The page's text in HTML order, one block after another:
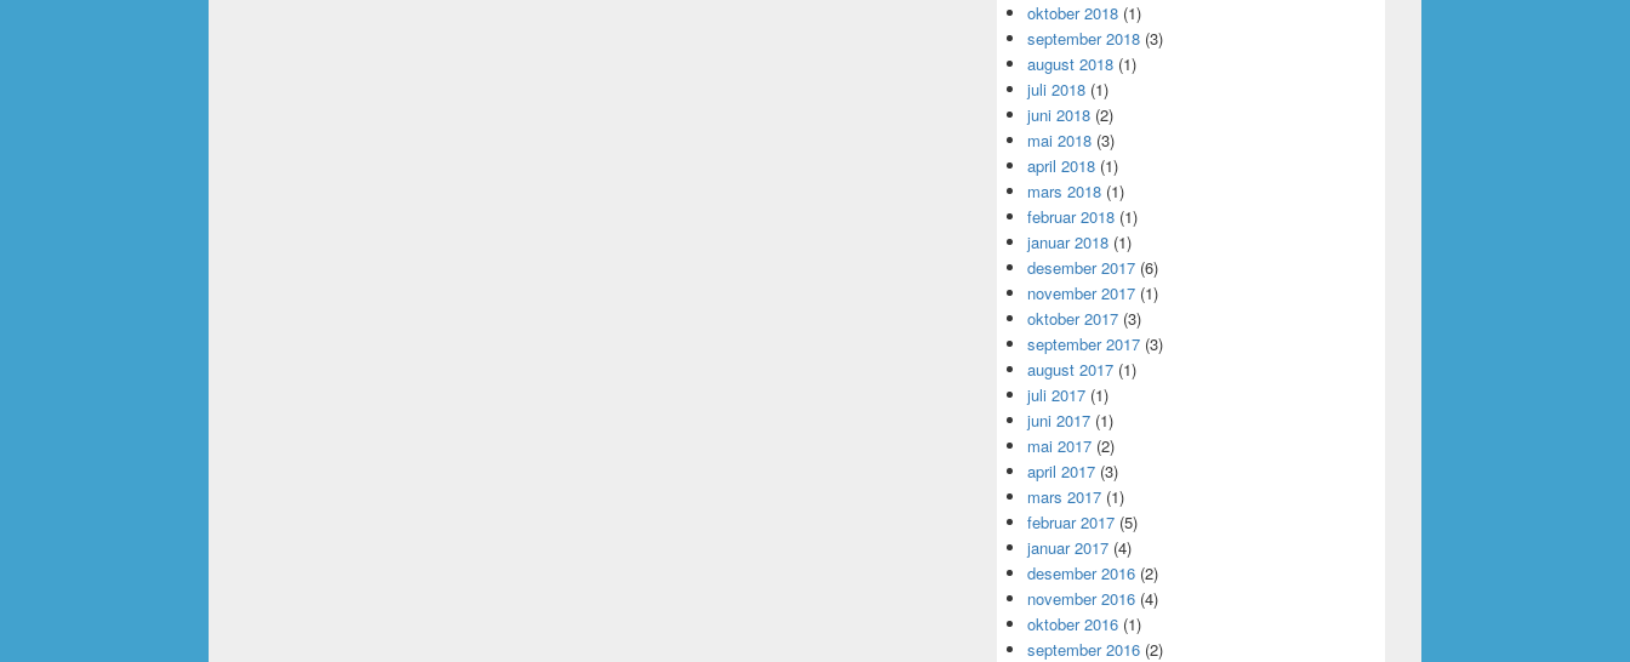
oktober 2018 (1)
september 2018 (3)
august 2018 (1)
juli 2018 (1)
juni 2018 (2)
mai 2018 (3)
april 2018 (1)
mars 2018 (1)
februar 2018 (1)
januar 2018 (1)
desember 2017 (6)
november 2017 (1)
oktober 2017 (3)
september 2017 (3)
august 2017 (1)
juli 2017 (1)
juni 2017 (1)
mai 2017 (2)
april 2017 (3)
mars 2017 (1)
februar 2017 (5)
januar 2017 (4)
desember 2016 (2)
november 2016 (4)
oktober 2016 (1)
september 2016 (2)